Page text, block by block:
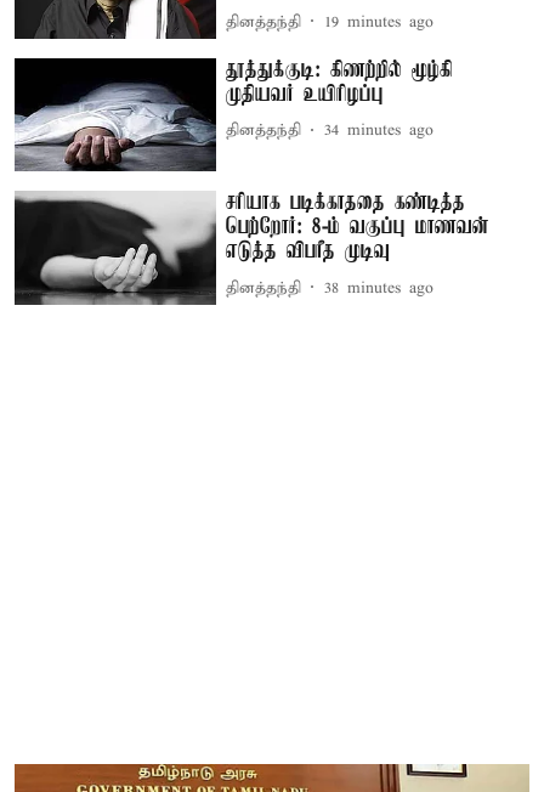
தினத்தந்தி 19 minutes ago
தூத்துக்குடி: கிணற்றில் மூழ்கி
முதியவர் உயிரிழப்பு
தினத்தந்தி 34 minutes ago
சரியாக படிக்காததை கண்டித்த
பெற்றோர்: 8-ம் வகுப்பு மாணவன்
எடுத்த விபரீத முடிவு
தினத்தந்தி 38 minutes ago